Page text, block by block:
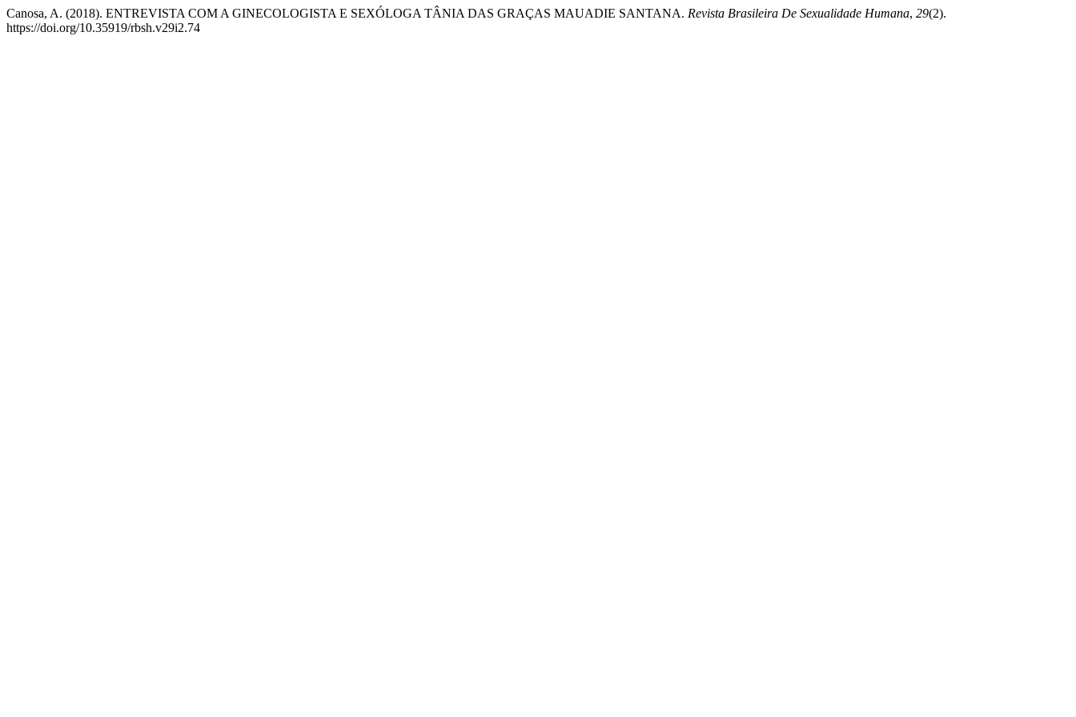
Canosa, A. (2018). ENTREVISTA COM A GINECOLOGISTA E SEXÓLOGA TÂNIA DAS GRAÇAS MAUADIE SANTANA. Revista Brasileira De Sexualidade Humana, 29(2).
https://doi.org/10.35919/rbsh.v29i2.74